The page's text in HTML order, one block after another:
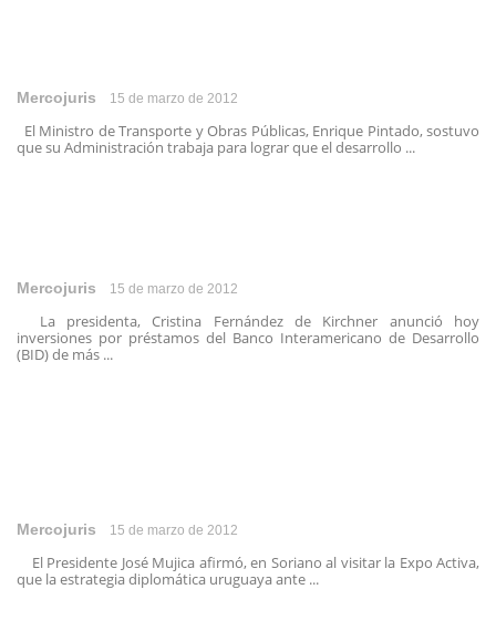
Mercojuris 15 de marzo de 2012
El Ministro de Transporte y Obras Públicas, Enrique Pintado, sostuvo
que su Administración trabaja para lograr que el desarrollo ...
Mercojuris 15 de marzo de 2012
La presidenta, Cristina Fernández de Kirchner anunció hoy
inversiones por préstamos del Banco Interamericano de Desarrollo
(BID) de más ...
Mercojuris 15 de marzo de 2012
El Presidente José Mujica afirmó, en Soriano al visitar la Expo Activa,
que la estrategia diplomática uruguaya ante ...